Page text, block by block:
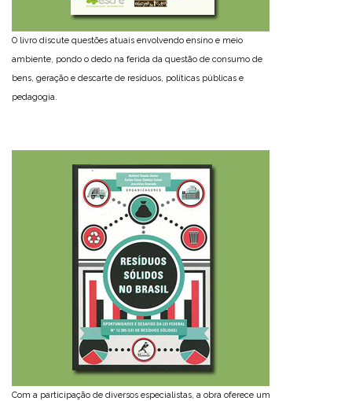
O livro discute questões atuais envolvendo ensino e meio
ambiente, pondo o dedo na ferida da questão de consumo de
bens, geração e descarte de resíduos, políticas públicas e
pedagogia.
Com a participação de diversos especialistas, a obra oferece um